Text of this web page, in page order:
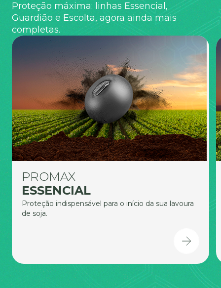
Proteção máxima: linhas Essencial,
Guardião e Escolta, agora ainda mais
completas.
PROMAX
ESSENCIAL
Proteção indispensável para o início da sua lavoura
de soja.